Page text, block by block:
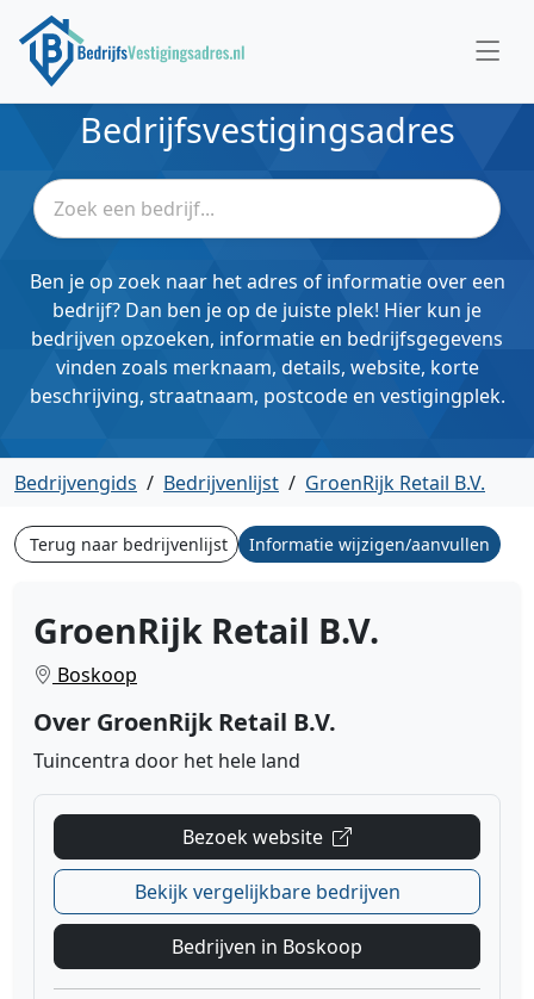
Bedrijfsvestigingsadres
Ben je op zoek naar het adres of informatie over een
bedrijf? Dan ben je op de juiste plek! Hier kun je
bedrijven opzoeken, informatie en bedrijfsgegevens
vinden zoals merknaam, details, website, korte
beschrijving, straatnaam, postcode en vestigingplek.
Bedrijvengids / Bedrijvenlijst / GroenRijk Retail B.V.
Terug naar bedrijvenlijst Informatie wijzigen/aanvullen
GroenRijk Retail B.V.
Boskoop
Over GroenRijk Retail B.V.
Tuincentra door het hele land
Bezoek website
Bekijk vergelijkbare bedrijven
Bedrijven in Boskoop